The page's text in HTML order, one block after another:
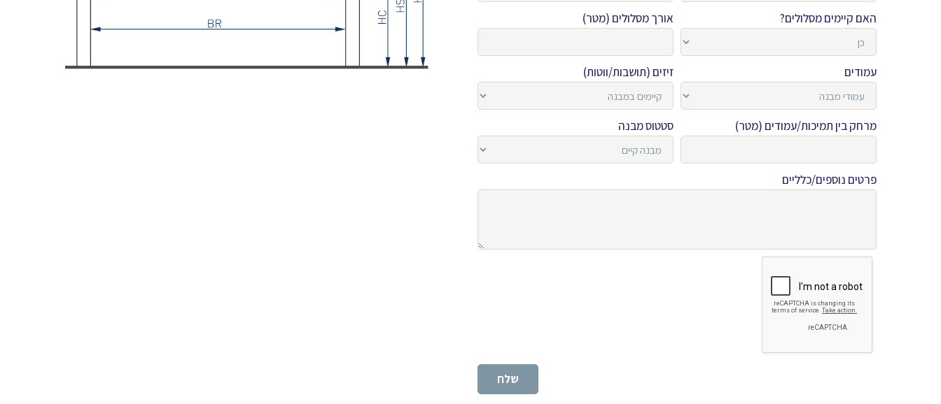
האם קיימים מסלולים? אורך מסלולים (מטר)
עמודים זיזים (תושבות/ווטות)
מרחק בין תמיכות/עמודים (מטר) סטטוס מבנה
פרטים נוספים/כלליים
שלח